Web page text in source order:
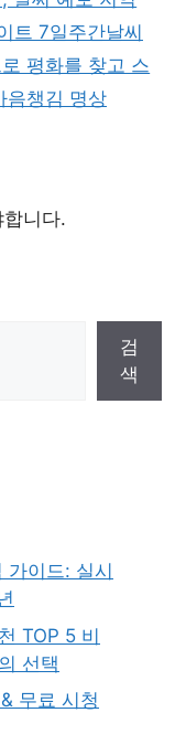
트 7일주간날씨
평화를 찾고 스
음챙김 명상
니다.
검
색
이드: 실시
TOP 5 비
선택
무료 시청